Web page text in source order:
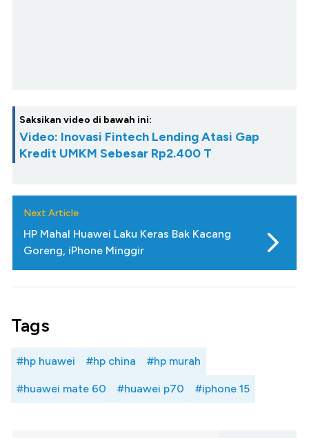
Saksikan video di bawah ini:
Video: Inovasi Fintech Lending Atasi Gap
Kredit UMKM Sebesar Rp2.400 T
Next Article
HP Mahal Huawei Laku Keras Bak Kacang
Goreng, iPhone Minggir
Tags
#hp huawei #hp china #hp murah
#huawei mate 60 #huawei p70 #iphone 15